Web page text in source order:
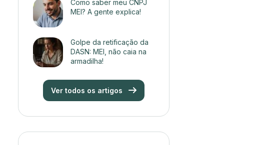
Como saber meu CNPJ
Golpe da retificação da
DASN: MEI, não caia na
Ver todos os artigos